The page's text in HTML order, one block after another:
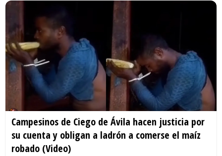
Campesinos de Ciego de Ávila hacen justicia por
su cuenta y obligan a ladrón a comerse el maíz
robado (Video)